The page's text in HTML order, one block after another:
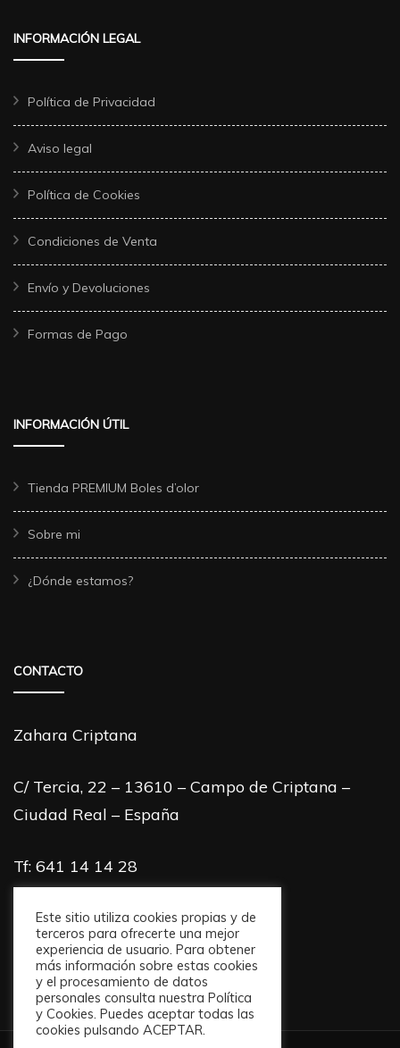
INFORMACIÓN LEGAL
Política de Privacidad
Aviso legal
Política de Cookies
Condiciones de Venta
Envío y Devoluciones
Formas de Pago
INFORMACIÓN ÚTIL
Tienda PREMIUM Boles d’olor
Sobre mi
¿Dónde estamos?
CONTACTO
Zahara Criptana
C/ Tercia, 22 – 13610 – Campo de Criptana –
Ciudad Real – España
Tf: 641 14 14 28
info@zaharacriptana.com
Este sitio utiliza cookies propias y de
terceros para ofrecerte una mejor
experiencia de usuario. Para obtener
más información sobre estas cookies
y el procesamiento de datos
personales consulta nuestra Política
y Cookies. Puedes aceptar todas las
cookies pulsando ACEPTAR.